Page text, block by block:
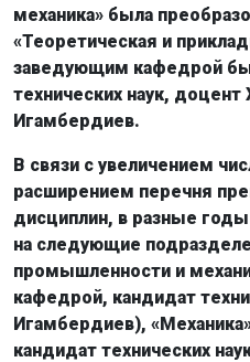
механика» была
«Теоретическая и
заведующим кафедрой
технических наук,
Игамбердиев.
В связи с увеличением
расширением перечня
дисциплин, в разные
на следующие
промышленности и
кафедрой, кандидат
Игамбердиев),
кандидат технических